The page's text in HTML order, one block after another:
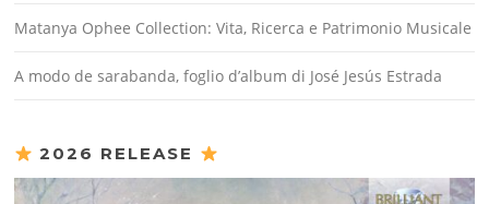
Matanya Ophee Collection: Vita, Ricerca e Patrimonio Musicale
A modo de sarabanda, foglio d’album di José Jesús Estrada
2026 RELEASE